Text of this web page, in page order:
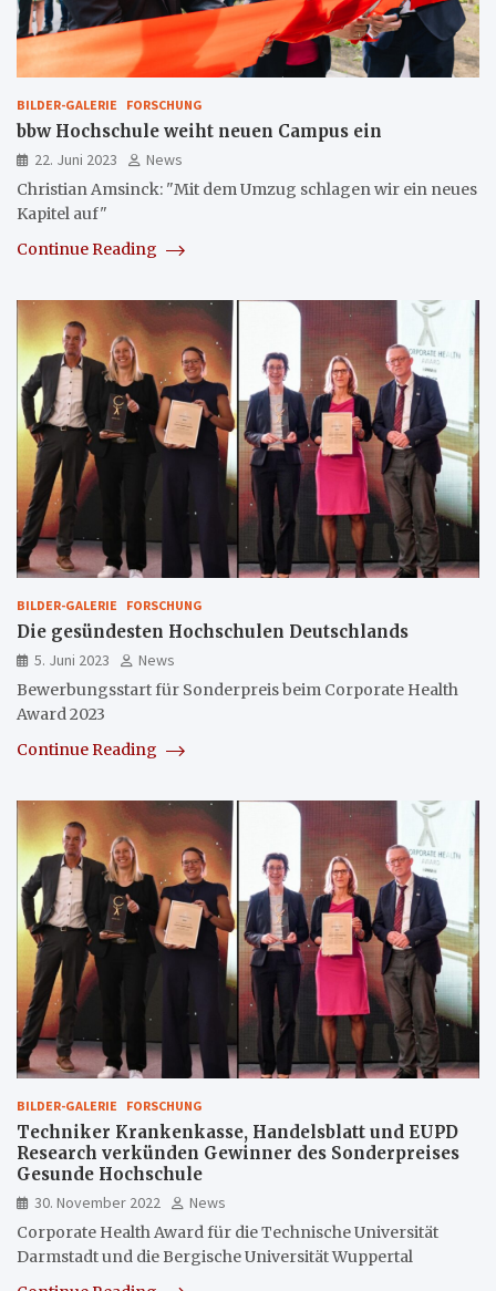
BILDER-GALERIE FORSCHUNG
bbw Hochschule weiht neuen Campus ein
22. Juni 2023
News
Christian Amsinck: "Mit dem Umzug schlagen wir ein neues
Kapitel auf"
Continue Reading
BILDER-GALERIE FORSCHUNG
Die gesündesten Hochschulen Deutschlands
5. Juni 2023
News
Bewerbungsstart für Sonderpreis beim Corporate Health
Award 2023
Continue Reading
BILDER-GALERIE FORSCHUNG
Techniker Krankenkasse, Handelsblatt und EUPD
Research verkünden Gewinner des Sonderpreises
Gesunde Hochschule
30. November 2022
News
Corporate Health Award für die Technische Universität
Darmstadt und die Bergische Universität Wuppertal